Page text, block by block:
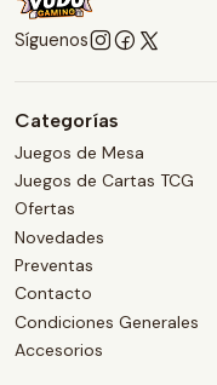
Síguenos
Categorías
Juegos de Mesa
Juegos de Cartas TCG
Ofertas
Novedades
Preventas
Contacto
Condiciones Generales
Accesorios